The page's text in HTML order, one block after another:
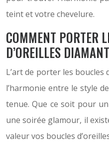
teint et votre chevelure.
COMMENT PORTER
D’OREILLES
L’art de porter les boucles
l’harmonie entre le style
tenue. Que ce soit pour
une soirée glamour, il
valeur vos boucles